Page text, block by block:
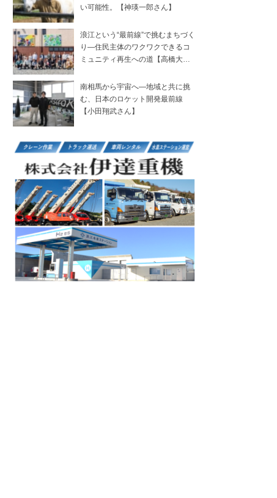
い可能性。【神瑛一郎さん】
浪江という“最前線”で挑むまちづく
り―住民主体のワクワクできるコ
ミュニティ再生への道【高橋大就
南相馬から宇宙へ―地域と共に挑
む、日本のロケット開発最前線
【小田翔武さん】